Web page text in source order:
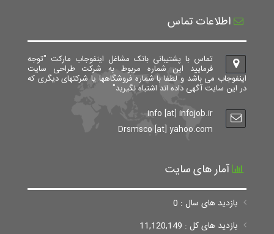
اطلاعات تماس
تماس با پشتیبانی بانک مشاغل اینفوجاب مارکت "توجه
فرمایید این شماره مربوط به شرکت طراحی سایت
اینفوجاب می باشد و لطفا با شماره فروشگاهها یا شرکتهای دیگری که
در این سایت آگهی داده اند اشتباه نگیرید"
info [at] infojob.ir
Drsmsco [at] yahoo.com
آمار های سایت
بازدید های سال : 0
بازدید های کل : 11,120,149